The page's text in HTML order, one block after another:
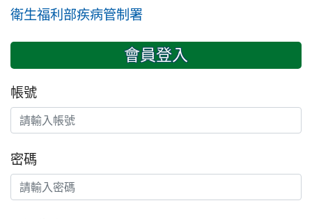
衛生福利部疾病管制署
會員登入
帳號
密碼